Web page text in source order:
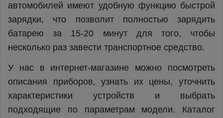
автомобилей имеют удобную функцию быстрой
зарядки, что позволит полностью зарядить
батарею за 15-20 минут для того, чтобы
несколько раз завести транспортное средство.
У нас в интернет-магазине можно посмотреть
описания приборов, узнать их цены, уточнить
характеристики устройств и выбрать
подходящие по параметрам модели. Каталог